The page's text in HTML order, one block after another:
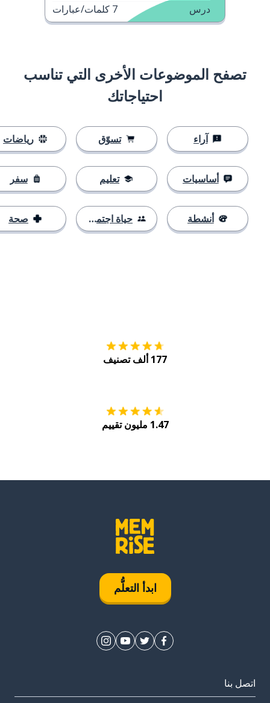
درس 7 كلمات/عبارات
تصفح الموضوعات الأخرى التي تناسب
احتياجاتك
آراء
أساسيات
أنشطة
تسوّق
تعليم
حياة اجتماعية
رياضات
سفر
صحة
177 ألف تصنيف
1.47 مليون تقييم
ابدأ التعلُّم
اتصل بنا